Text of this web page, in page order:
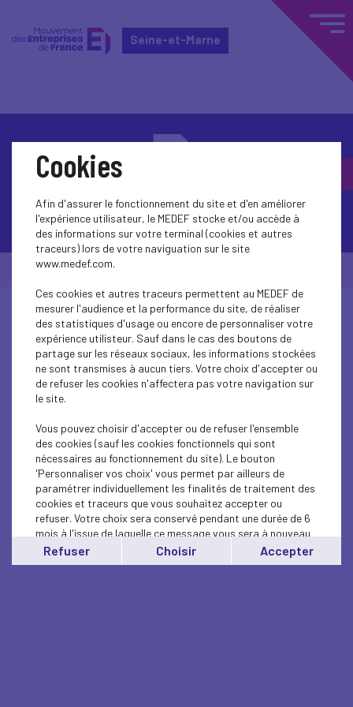
Seine-et-Marne
Contactez-nous
© Medef Seine-et-Marne 2026 -
Cookies
Afin d'assurer le fonctionnement du site et d'en améliorer
l'expérience utilisateur, le MEDEF stocke et/ou accède à
des informations sur votre terminal (cookies et autres
traceurs) lors de votre naviguation sur le site
www.medef.com.
Ces cookies et autres traceurs permettent au MEDEF de
mesurer l'audience et la performance du site, de réaliser
des statistiques d'usage ou encore de personnaliser votre
expérience utilisteur. Sauf dans le cas des boutons de
partage sur les réseaux sociaux, les informations stockées
ne sont transmises à aucun tiers. Votre choix d'accepter ou
de refuser les cookies n'affectera pas votre navigation sur
le site.
Vous pouvez choisir d'accepter ou de refuser l'ensemble
des cookies (sauf les cookies fonctionnels qui sont
nécessaires au fonctionnement du site). Le bouton
'Personnaliser vos choix' vous permet par ailleurs de
paramétrer individuellement les finalités de traitement des
cookies et traceurs que vous souhaitez accepter ou
refuser. Votre choix sera conservé pendant une durée de 6
mois à l'issue de laquelle ce message vous sera à nouveau
affiché..
Vous pouvez modifier votre choix à tout moment en
Refuser Choisir Accepter